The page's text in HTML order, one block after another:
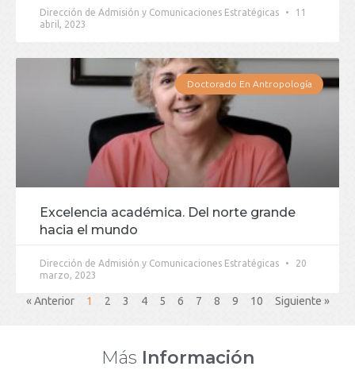
Dirección de Admisión y Comunicaciones Estratégicas
11
abril, 2023
Doctorado En Antropología
Excelencia académica. Del norte grande
hacia el mundo
Dirección de Admisión y Comunicaciones Estratégicas
20
marzo, 2023
« Anterior 1 2 3 4 5 6 7 8 9 10 Siguiente »
Más Información